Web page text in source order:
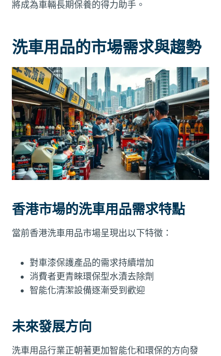
將成為車輛長期保養的得力助手。
洗車用品的市場需求與趨勢
香港市場的洗車用品需求特點
當前香港洗車用品市場呈現出以下特徵：
對車漆保護產品的需求持續增加
消費者更青睞環保型水漬去除劑
智能化清潔設備逐漸受到歡迎
未來發展方向
洗車用品行業正朝著更加智能化和環保的方向發